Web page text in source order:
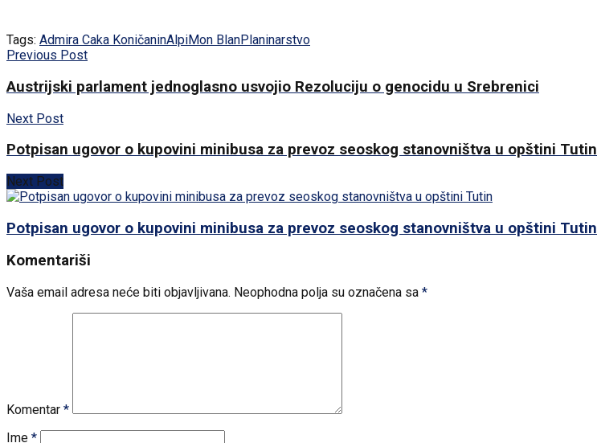
Tags: Admira Caka KoničaninAlpiMon BlanPlaninarstvo
Previous Post
Austrijski parlament jednoglasno usvojio Rezoluciju o genocidu u Srebrenici
Next Post
Potpisan ugovor o kupovini minibusa za prevoz seoskog stanovništva u opštini Tutin
Next Post
Potpisan ugovor o kupovini minibusa za prevoz seoskog stanovništva u opštini Tutin
Komentariši
Vaša email adresa neće biti objavljivana. Neophodna polja su označena sa *
Komentar *
Ime *